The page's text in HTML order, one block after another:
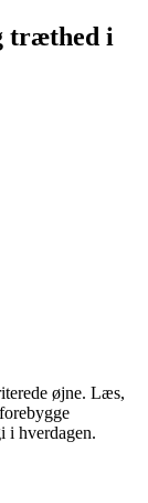
træthed i
øjne. Læs,
i hverdagen.